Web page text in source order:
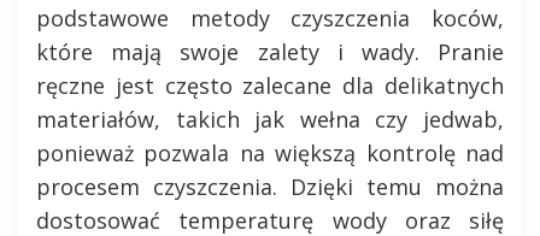
podstawowe metody czyszczenia koców,
które mają swoje zalety i wady. Pranie
ręczne jest często zalecane dla delikatnych
materiałów, takich jak wełna czy jedwab,
ponieważ pozwala na większą kontrolę nad
procesem czyszczenia. Dzięki temu można
dostosować temperaturę wody oraz siłę